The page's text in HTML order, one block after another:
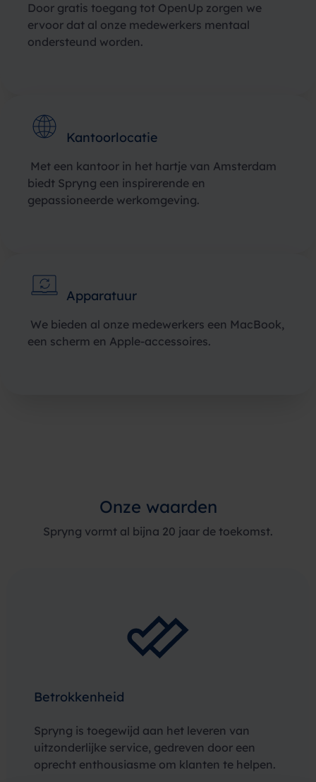
Door gratis toegang tot OpenUp zorgen we
ervoor dat al onze medewerkers mentaal
ondersteund worden.
Kantoorlocatie
Met een kantoor in het hartje van Amsterdam
biedt Spryng een inspirerende en
gepassioneerde werkomgeving.
Apparatuur
We bieden al onze medewerkers een MacBook,
een scherm en Apple-accessoires.
Onze waarden
Spryng vormt al bijna 20 jaar de toekomst.
Betrokkenheid
Spryng is toegewijd aan het leveren van
uitzonderlijke service, gedreven door een
oprecht enthousiasme om klanten te helpen.